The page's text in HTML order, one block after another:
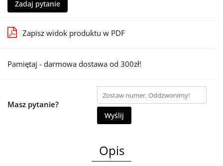
Zadaj pytanie
Zapisz widok produktu w PDF
Pamiętaj - darmowa dostawa od 300zł!
Masz pytanie?
Wyślij
Opis